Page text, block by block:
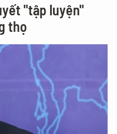
"tập luyện"
thọ